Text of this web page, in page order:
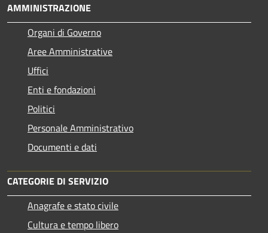
AMMINISTRAZIONE
Organi di Governo
Aree Amministrative
Uffici
Enti e fondazioni
Politici
Personale Amministrativo
Documenti e dati
CATEGORIE DI SERVIZIO
Anagrafe e stato civile
Cultura e tempo libero